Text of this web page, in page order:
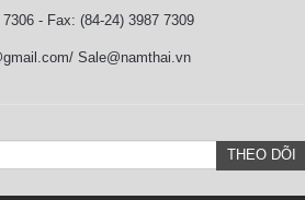
- Fax: (84-24) 3987 7309
Sale@namthai.vn